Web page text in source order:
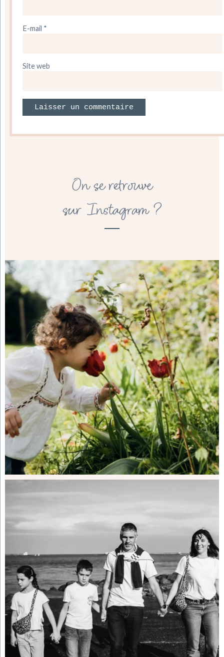
E-mail *
Site web
On se retrouve
sur Instagram ?